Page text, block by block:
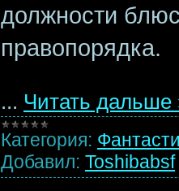
должности
правопорядка.
... Читать дальше
Категория:
Добавил: Toshibabsf